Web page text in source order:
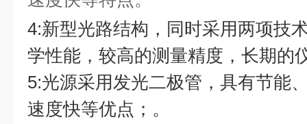
4:新型光路结构，同时采用两项技
学性能，较高的测量精度，长期的
5:光源采用发光二极管，具有节能
速度快等优点；。